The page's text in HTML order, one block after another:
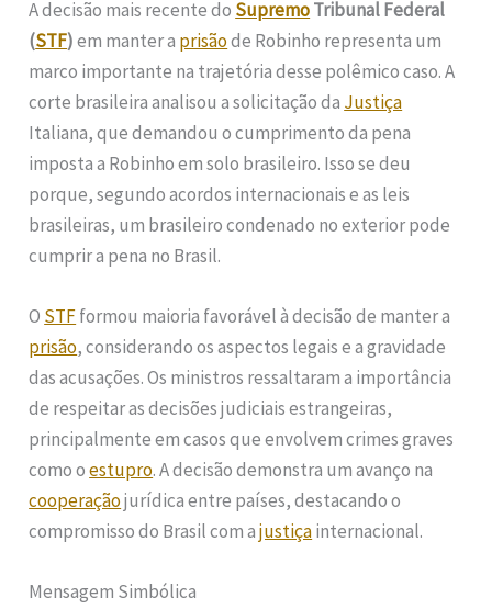
A decisão mais recente do SupremoTribunal Federal
(STF)em manter a prisãode Robinho representa um
marco importante na trajetória desse polêmico caso. A
corte brasileira analisou a solicitação da Justiça
Italiana, que demandou o cumprimento da pena
imposta a Robinho em solo brasileiro. Isso se deu
porque, segundo acordos internacionais e as leis
brasileiras, um brasileiro condenado no exterior pode
cumprir a pena no Brasil.
O STFformou maioria favorável à decisão de manter a
prisão, considerando os aspectos legais e a gravidade
das acusações. Os ministros ressaltaram a importância
de respeitar as decisões judiciais estrangeiras,
principalmente em casos que envolvem crimes graves
como oestupro. A decisão demonstra um avanço na
cooperaçãojurídica entre países, destacando o
compromisso do Brasil com ajustiçainternacional.
Mensagem Simbólica